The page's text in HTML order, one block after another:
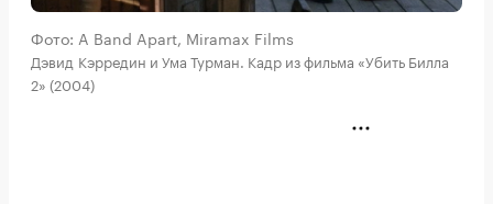
Фото: A Band Apart, Miramax Films
Дэвид Кэрредин и Ума Турман. Кадр из фильма «Убить Билла
2» (2004)